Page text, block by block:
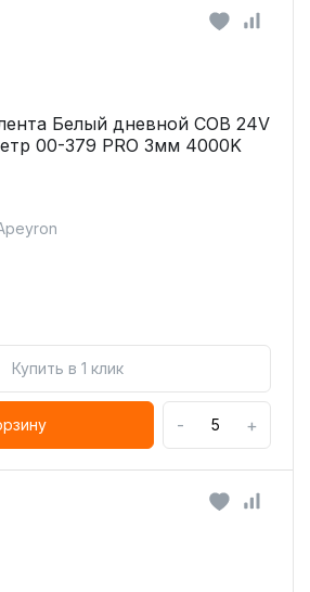
Белый дневной COB 24V
00-379 PRO 3мм 4000K
Купить в 1 клик
- +